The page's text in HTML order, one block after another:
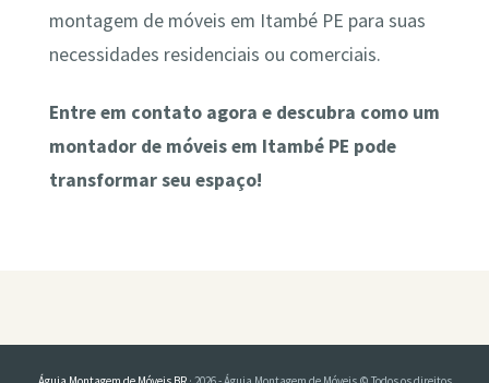
montagem de móveis em Itambé PE para suas
necessidades residenciais ou comerciais.
Entre em contato agora e descubra como um
montador de móveis em Itambé PE pode
transformar seu espaço!